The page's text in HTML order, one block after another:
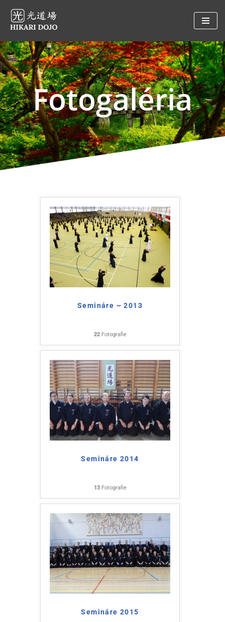
Preskočiť
na
obsah
Fotogaléria
Semináre ~ 2013
22Fotografie
Semináre 2014
13Fotografie
Semináre 2015